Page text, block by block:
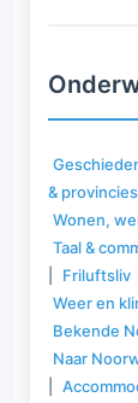
& provincies
Wonen,
Taal &
Friluftsliv
Weer en
Bekende
Naar